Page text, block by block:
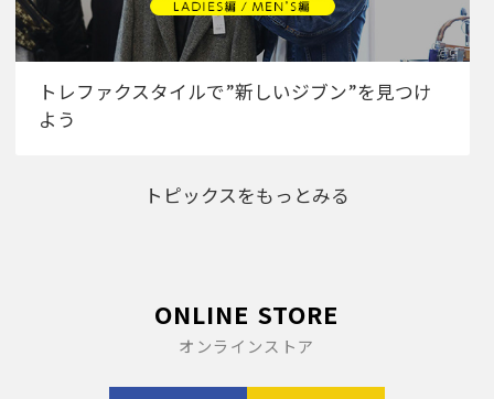
トレファクスタイルで”新しいジブン”を見つけ
よう
トピックスをもっとみる
ONLINE STORE
オンラインストア